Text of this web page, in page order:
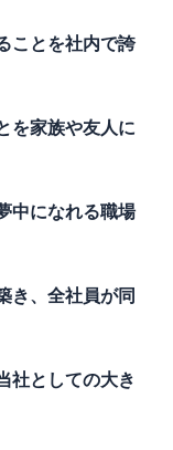
ことを社内で誇
を家族や友人に
中になれる職場
き、全社員が同
社としての大き